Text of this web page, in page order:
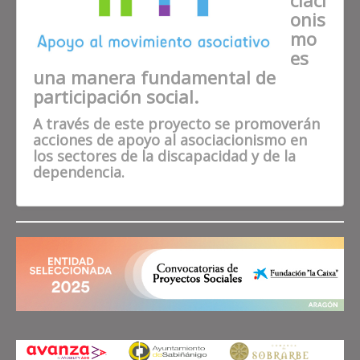
onis
mo
es
una manera fundamental de
participación social.
A través de este proyecto se promoverán
acciones de apoyo al asociacionismo en
los sectores de la discapacidad y de la
dependencia.